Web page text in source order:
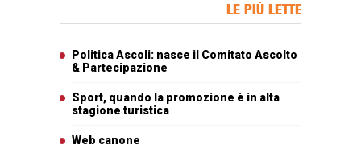
LE PIÙ LETTE
Politica Ascoli: nasce il Comitato Ascolto
& Partecipazione
Sport, quando la promozione è in alta
stagione turistica
Web canone